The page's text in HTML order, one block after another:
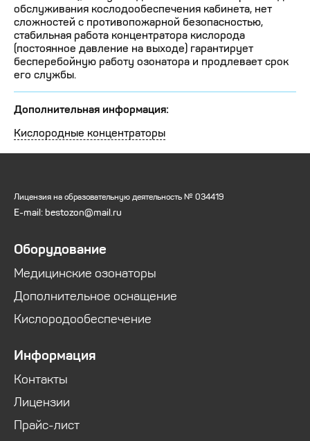
обслуживания кослодообеспечения кабинета, нет
сложностей с противопожарной безопасностью,
стабильная работа концентратора кислорода
(постоянное давление на выходе) гарантирует
бесперебойную работу озонатора и продлевает срок
его службы.
Дополнительная информация:
Кислородные концентраторы
Лицензия на образовательную деятельность № 034419
E-mail: bestozon@mail.ru
Оборудование
Медицинские озонаторы
Дополнительное оснащение
Кислородообеспечение
Информация
Контакты
Лицензии
Прайс-лист